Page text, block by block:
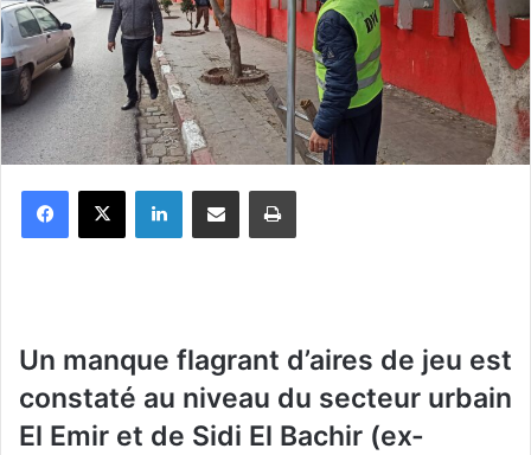
Un manque flagrant d’aires de jeu est
constaté au niveau du secteur urbain
El Emir et de Sidi El Bachir (ex-